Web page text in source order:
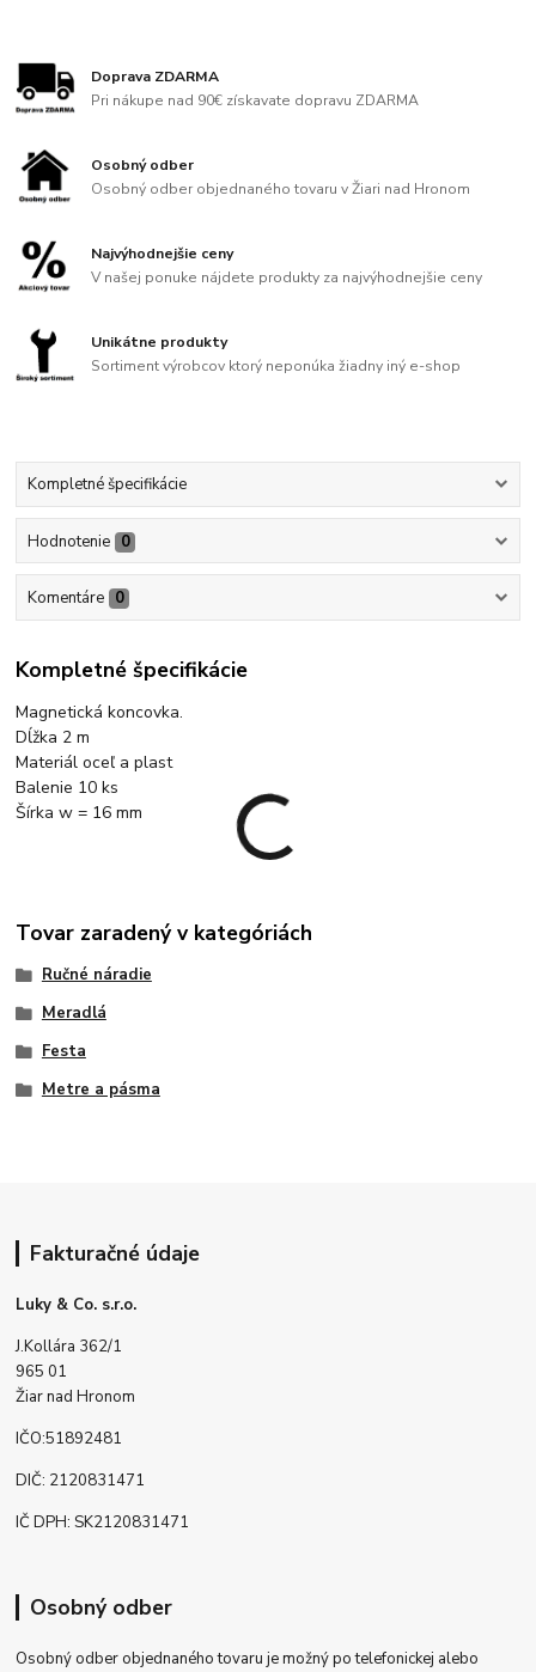
Doprava ZDARMA
Pri nákupe nad 90€ získavate dopravu ZDARMA
Osobný odber
Osobný odber objednaného tovaru v Žiari nad Hronom
Najvýhodnejšie ceny
V našej ponuke nájdete produkty za najvýhodnejšie ceny
Unikátne produkty
Sortiment výrobcov ktorý neponúka žiadny iný e-shop
Kompletné špecifikácie
Hodnotenie 0
Komentáre 0
Kompletné špecifikácie
Magnetická koncovka.
Dĺžka 2 m
Materiál oceľ a plast
Balenie 10 ks
Šírka w = 16 mm
Tovar zaradený v kategóriách
Ručné náradie
Meradlá
Festa
Metre a pásma
Fakturačné údaje
Luky & Co. s.r.o.
J.Kollára 362/1
965 01
Žiar nad Hronom
IČO:51892481
DIČ: 2120831471
IČ DPH: SK2120831471
Osobný odber
Osobný odber objednaného tovaru je možný po telefonickej alebo